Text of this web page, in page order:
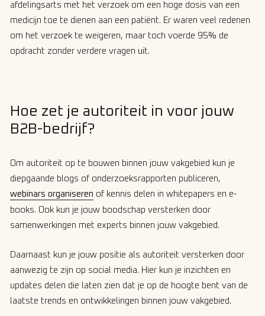
afdelingsarts met het verzoek om een hoge dosis van een
medicijn toe te dienen aan een patiënt. Er waren veel redenen
om het verzoek te weigeren, maar toch voerde 95% de
opdracht zonder verdere vragen uit.
Hoe zet je autoriteit in voor jouw
B2B-bedrijf?
Om autoriteit op te bouwen binnen jouw vakgebied kun je
diepgaande blogs of onderzoeksrapporten publiceren,
webinars organiseren of kennis delen in whitepapers en e-
books. Ook kun je jouw boodschap versterken door
samenwerkingen met experts binnen jouw vakgebied.
Daarnaast kun je jouw positie als autoriteit versterken door
aanwezig te zijn op social media. Hier kun je inzichten en
updates delen die laten zien dat je op de hoogte bent van de
laatste trends en ontwikkelingen binnen jouw vakgebied.